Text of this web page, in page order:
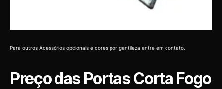
Para outros Acessórios opcionais e cores por gentileza entre em contato.
Preço das Portas Corta Fogo